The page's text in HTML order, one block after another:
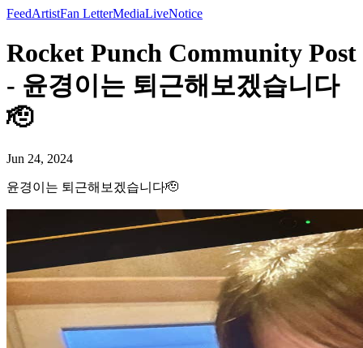
FeedArtistFan LetterMediaLiveNotice
Rocket Punch Community Post
- 윤경이는 퇴근해보겠습니다
🫡
Jun 24, 2024
윤경이는 퇴근해보겠습니다🫡